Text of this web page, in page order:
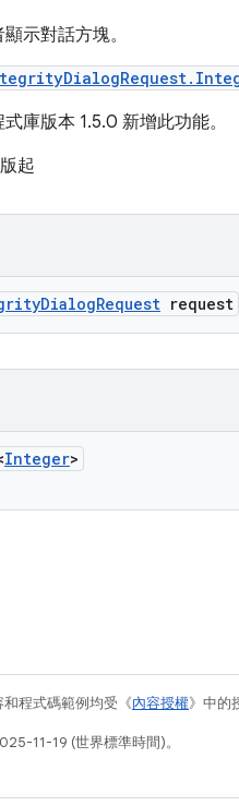
示對話方塊。
式庫版本 1.5.0 新增此功能。
起
DialogRequest request
Integer>
程式碼範例均受《內容授權》中的
11-19 (世界標準時間)。